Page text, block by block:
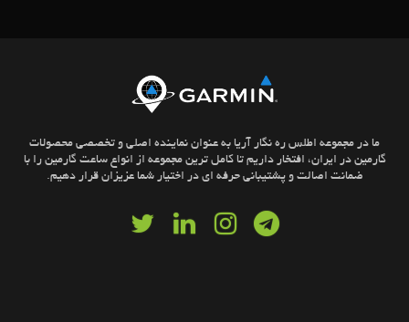
ما در مجموعه اطلس ره نگار آریا به عنوان نماینده اصلی و تخصصی محصولات
گارمین در ایران، افتخار داریم تا کامل ترین مجموعه از انواع ساعت گارمین را با
ضمانت اصالت و پشتیبانی حرفه ای در اختیار شما عزیزان قرار دهیم.